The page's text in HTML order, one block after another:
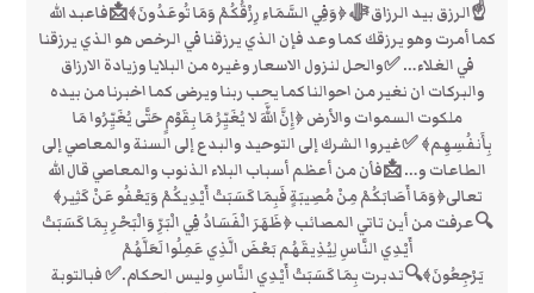
☝الرزق بيد الرزاق ﷻ ﴿وَفِي السَّمَاءِ رِزْقُكُمْ وَمَا تُوعَدُونَ﴾📩فاعبد الله
كما أمرت وهو يرزقك كما وعد فإن الذي يرزقنا في الرخص هو الذي يرزقنا
في الغلاء… ✅والحل لنزول الاسعار وغيره من البلايا وزيادة الارزاق
والبركات ان نغير من احوالنا كما يحب ربنا ويرضى كما اخبرنا من بيده
ملكوت السموات والأرض ﴿إِنَّ اللَّهَ لا يُغَيِّرُ مَا بِقَوْمٍ حَتَّى يُغَيِّرُوا مَا
بِأَنفُسِهِم﴾ ✅غيروا الشرك إلى التوحيد والبدع إلى السنة والمعاصي إلى
الطاعات و… 📩فأن من أعظم أسباب البلاء الذنوب والمعاصي قال الله
تعالى﴿وَمَا أَصَابَكُمْ مِنْ مُصِيبَةٍ فَبِمَا كَسَبَتْ أَيْدِيكُمْ وَيَعْفُو عَنْ كَثِير﴾
🔍عرفت من أين تاتي المصائب ﴿ظَهَرَ الْفَسَادُ فِي الْبَرِّ وَالْبَحْرِ بِمَا كَسَبَتْ
أَيْدِي النَّاسِ لِيُذِيقَهُم بَعْضَ الَّذِي عَمِلُوا لَعَلَّهُمْ
يَرْجِعُونَ﴾🔍تدبرت بِمَا كَسَبَتْ أَيْدِي النَّاسِ وليس الحكام.✅ فبالتوبة